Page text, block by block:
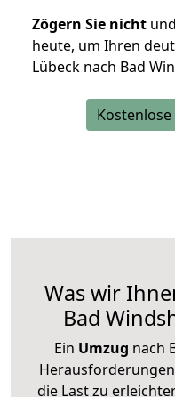
Zögern Sie nicht
heute, um Ihren
Lübeck nach Bad
Was wir
Bad
Ein Umzug nach
die Last zu